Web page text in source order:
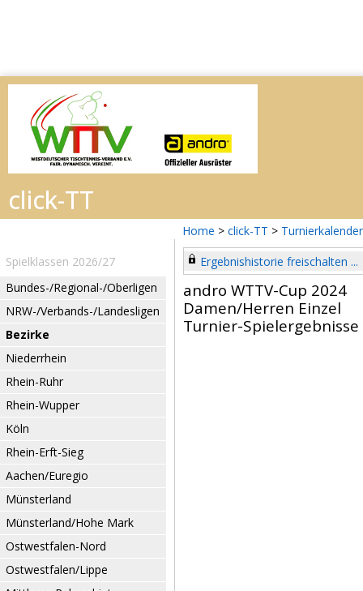
Home > click-TT > Turnierkalender
Spielklassen 2026/27
Bundes-/Regional-/Oberligen
NRW-/Verbands-/Landesligen
Bezirke
Niederrhein
Rhein-Ruhr
Rhein-Wupper
Köln
Rhein-Erft-Sieg
Aachen/Euregio
Münsterland
Münsterland/Hohe Mark
Ostwestfalen-Nord
Ostwestfalen/Lippe
Ergebnishistorie freischalten ...
andro WTTV-Cup 2024
Damen/Herren Einzel
Turnier-Spielergebnisse